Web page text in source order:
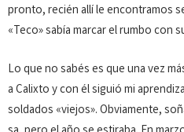
pronto, recién allí le encontramos
«Teco» sabía marcar el rumbo con
Lo que no sabés es que una vez
a Calixto y con él siguió mi
soldados «viejos». Obviamente,